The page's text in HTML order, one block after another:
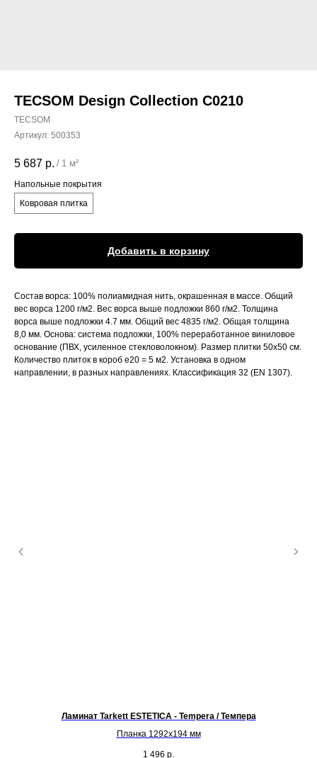
TECSOM Design Collection C0210
TECSOM
Артикул: 500353
5 687 р. / 1 м²
Напольные покрытия
Ковровая плитка
Добавить в корзину
Состав ворса: 100% полиамидная нить, окрашенная в массе. Общий
вес ворса 1200 г/м2. Вес ворса выше подложки 860 г/м2. Толщина
ворса выше подложки 4.7 мм. Общий вес 4835 г/м2. Общая толщина
8,0 мм. Основа: система подложки, 100% переработанное виниловое
основание (ПВХ, усиленное стекловолокном). Размер плитки 50x50 см.
Количество плиток в короб е20 = 5 м2. Установка в одном
направлении, в разных направлениях. Классификация 32 (EN 1307).
Ламинат Tarkett ESTETICA - Tempera / Темпера
Планка 1292х194 мм
1 496 р.